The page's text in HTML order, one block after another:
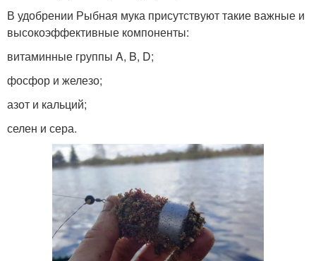
В удобрении Рыбная мука присутствуют такие важные и
высокоэффективные компоненты:
витаминные группы A, B, D;
фосфор и железо;
азот и кальций;
селен и сера.